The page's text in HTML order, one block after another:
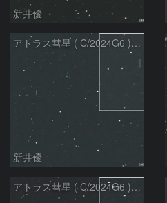
新井優
アトラス彗星 ( C/2024G6 )：2026/07/09
新井優
アトラス彗星 ( C/2024G6 )：2026/07/08